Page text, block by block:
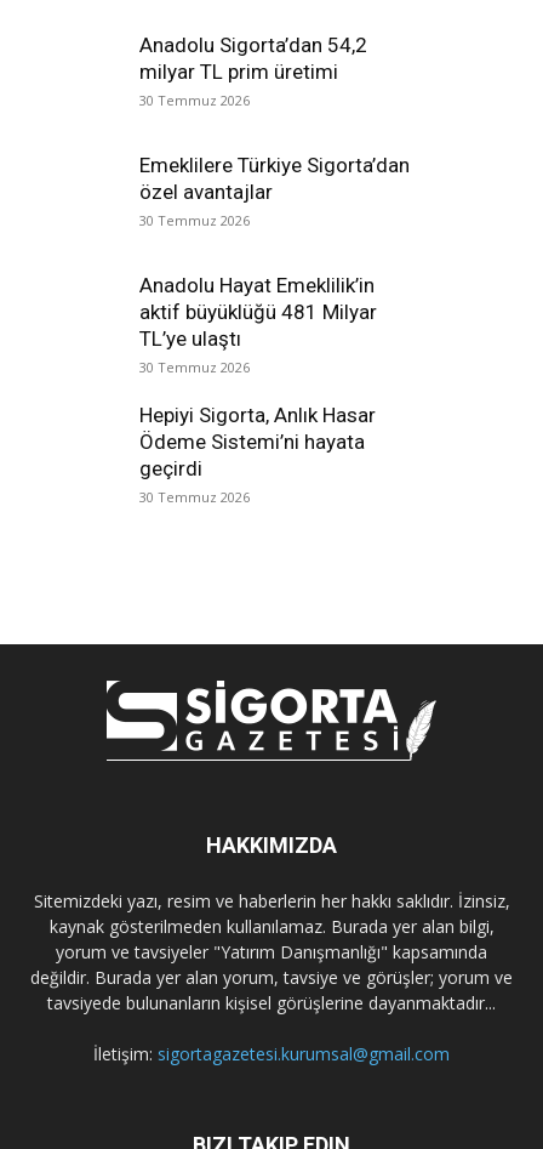
Anadolu Sigorta’dan 54,2
milyar TL prim üretimi
30 Temmuz 2026
Emeklilere Türkiye Sigorta’dan
özel avantajlar
30 Temmuz 2026
Anadolu Hayat Emeklilik’in
aktif büyüklüğü 481 Milyar
TL’ye ulaştı
30 Temmuz 2026
Hepiyi Sigorta, Anlık Hasar
Ödeme Sistemi’ni hayata
geçirdi
30 Temmuz 2026
HAKKIMIZDA
Sitemizdeki yazı, resim ve haberlerin her hakkı saklıdır. İzinsiz,
kaynak gösterilmeden kullanılamaz. Burada yer alan bilgi,
yorum ve tavsiyeler "Yatırım Danışmanlığı" kapsamında
değildir. Burada yer alan yorum, tavsiye ve görüşler; yorum ve
tavsiyede bulunanların kişisel görüşlerine dayanmaktadır...
İletişim: sigortagazetesi.kurumsal@gmail.com